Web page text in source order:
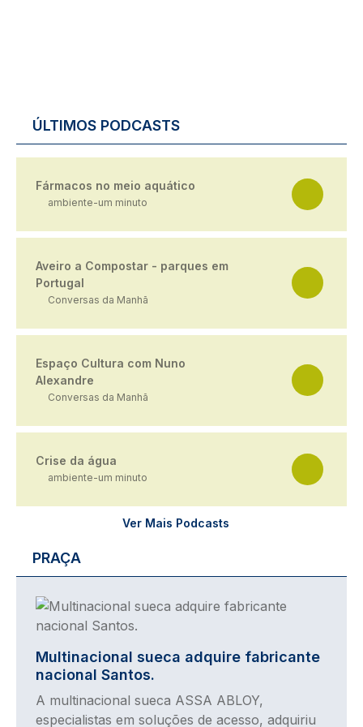
ÚLTIMOS PODCASTS
Fármacos no meio aquático
ambiente-um minuto
Aveiro a Compostar - parques em
Portugal
Conversas da Manhã
Espaço Cultura com Nuno
Alexandre
Conversas da Manhã
Crise da água
ambiente-um minuto
Ver Mais Podcasts
PRAÇA
Imagem
Multinacional sueca adquire fabricante
nacional Santos.
A multinacional sueca ASSA ABLOY,
especialistas em soluções de acesso, adquiriu